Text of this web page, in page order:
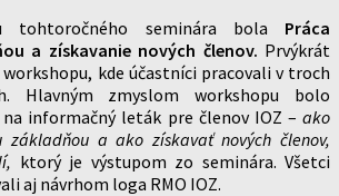
tohtoročného seminára bola Práca
a získavanie nových členov. Prvýkrát
kde účastníci pracovali v troch
Hlavným zmyslom workshopu bolo
informačný leták pre členov IOZ – ako
základňou a ako získavať nových členov,
ktorý je výstupom zo seminára. Všetci
aj návrhom loga RMO IOZ.